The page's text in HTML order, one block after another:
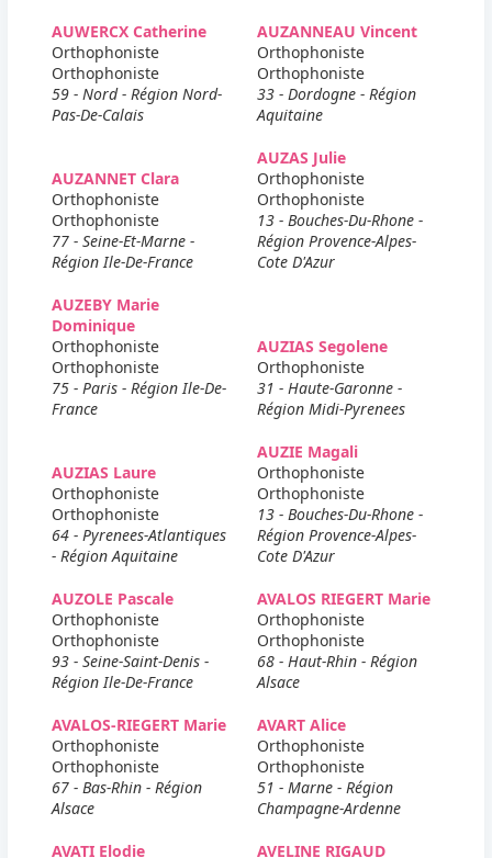
AUWERCX Catherine
Orthophoniste
Orthophoniste
59 - Nord - Région Nord-
Pas-De-Calais
AUZANNEAU Vincent
Orthophoniste
Orthophoniste
33 - Dordogne - Région
Aquitaine
AUZANNET Clara
Orthophoniste
Orthophoniste
77 - Seine-Et-Marne -
Région Ile-De-France
AUZAS Julie
Orthophoniste
Orthophoniste
13 - Bouches-Du-Rhone -
Région Provence-Alpes-
Cote D'Azur
AUZEBY Marie
Dominique
Orthophoniste
Orthophoniste
75 - Paris - Région Ile-De-
France
AUZIAS Segolene
Orthophoniste
31 - Haute-Garonne -
Région Midi-Pyrenees
AUZIAS Laure
Orthophoniste
Orthophoniste
64 - Pyrenees-Atlantiques
- Région Aquitaine
AUZIE Magali
Orthophoniste
Orthophoniste
13 - Bouches-Du-Rhone -
Région Provence-Alpes-
Cote D'Azur
AUZOLE Pascale
Orthophoniste
Orthophoniste
93 - Seine-Saint-Denis -
Région Ile-De-France
AVALOS RIEGERT Marie
Orthophoniste
Orthophoniste
68 - Haut-Rhin - Région
Alsace
AVALOS-RIEGERT Marie
Orthophoniste
Orthophoniste
67 - Bas-Rhin - Région
Alsace
AVART Alice
Orthophoniste
Orthophoniste
51 - Marne - Région
Champagne-Ardenne
AVATI Elodie AVELINE RIGAUD